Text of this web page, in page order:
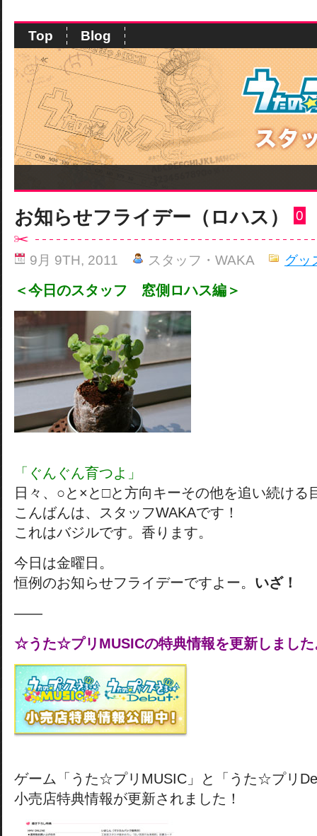
Top Blog
お知らせフライデー（ロハス） 0
9月 9TH, 2011 スタッフ・WAKA グッ
＜今日のスタッフ 窓側ロハス編＞
「ぐんぐん育つよ」
日々、○と×と□と方向キーその他を追い続ける
こんばんは、スタッフWAKAです！
これはバジルです。香ります。
今日は金曜日。
恒例のお知らせフライデーですよー。 いざ！
——
☆うた☆プリMUSICの特典情報を更新しました
ゲーム「うた☆プリMUSIC」と「うた☆プリ
小売店特典情報が更新されました！